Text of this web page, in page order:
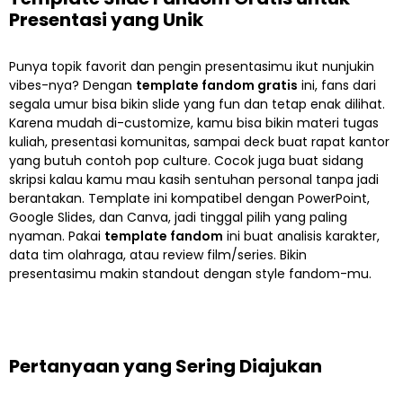
Presentasi yang Unik
Punya topik favorit dan pengin presentasimu ikut nunjukin
vibes-nya? Dengan template fandom gratis ini, fans dari
segala umur bisa bikin slide yang fun dan tetap enak dilihat.
Karena mudah di-customize, kamu bisa bikin materi tugas
kuliah, presentasi komunitas, sampai deck buat rapat kantor
yang butuh contoh pop culture. Cocok juga buat sidang
skripsi kalau kamu mau kasih sentuhan personal tanpa jadi
berantakan. Template ini kompatibel dengan PowerPoint,
Google Slides, dan Canva, jadi tinggal pilih yang paling
nyaman. Pakai template fandom ini buat analisis karakter,
data tim olahraga, atau review film/series. Bikin
presentasimu makin standout dengan style fandom-mu.
Pertanyaan yang Sering Diajukan